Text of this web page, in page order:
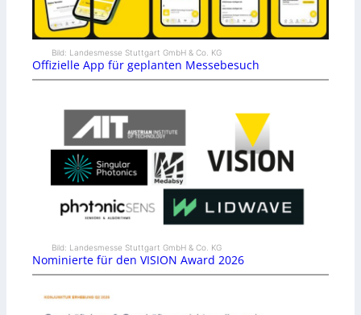
Bild: Landesmesse Stuttgart GmbH & Co. KG
Offizielle App für geplanten Messebesuch
Bild: Landesmesse Stuttgart GmbH & Co. KG
Nominierte für den VISION Award 2026